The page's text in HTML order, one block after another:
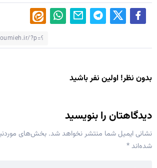
بدون نظر! اولین نفر باشید
دیدگاهتان را بنویسید
نشانی ایمیل شما منتشر نخواهد شد. بخش‌های
شده‌اند*